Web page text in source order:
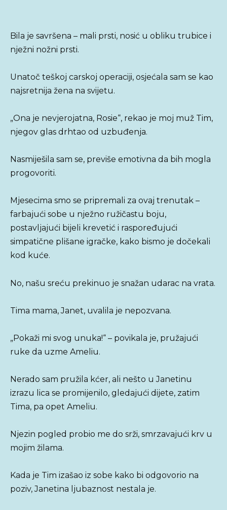
Bila je savršena – mali prsti, nosić u obliku trubice i
nježni nožni prsti.
Unatoč teškoj carskoj operaciji, osjećala sam se kao
najsretnija žena na svijetu.
„Ona je nevjerojatna, Rosie“, rekao je moj muž Tim,
njegov glas drhtao od uzbuđenja.
Nasmiješila sam se, previše emotivna da bih mogla
progovoriti.
Mjesecima smo se pripremali za ovaj trenutak –
farbajući sobe u nježno ružičastu boju,
postavljajući bijeli krevetić i raspoređujući
simpatične plišane igračke, kako bismo je dočekali
kod kuće.
No, našu sreću prekinuo je snažan udarac na vrata.
Tima mama, Janet, uvalila je nepozvana.
„Pokaži mi svog unuka!“ – povikala je, pružajući
ruke da uzme Ameliu.
Nerado sam pružila kćer, ali nešto u Janetinu
izrazu lica se promijenilo, gledajući dijete, zatim
Tima, pa opet Ameliu.
Njezin pogled probio me do srži, smrzavajući krv u
mojim žilama.
Kada je Tim izašao iz sobe kako bi odgovorio na
poziv, Janetina ljubaznost nestala je.